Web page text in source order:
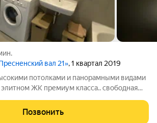
вал 21», 1 квартал 2019
потолками и панорамными видами
ЖК премиум класса.. свободная
площадь: 24.3 м,Жилая площадь: 18
Позвонить